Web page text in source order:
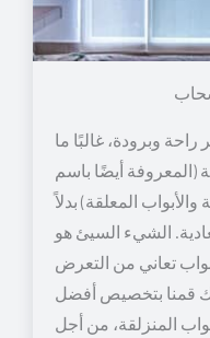
وبرودة، غالبًا ما
(المعروفة أيضًا باسم
والأبواب المعلقة) بدلاً
الشيء السيئ هو
تعاني من التعرض
قمنا بتخصيص أفضل
المنزلقة، من أجل